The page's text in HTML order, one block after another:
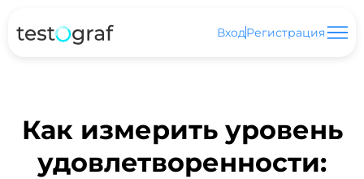
ВходРегистрация
Как измерить уровень
удовлетворенности: